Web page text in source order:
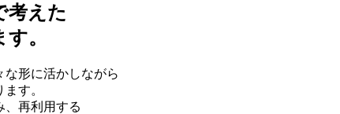
考えた
。
形に活かしながら
す。
、再利用する